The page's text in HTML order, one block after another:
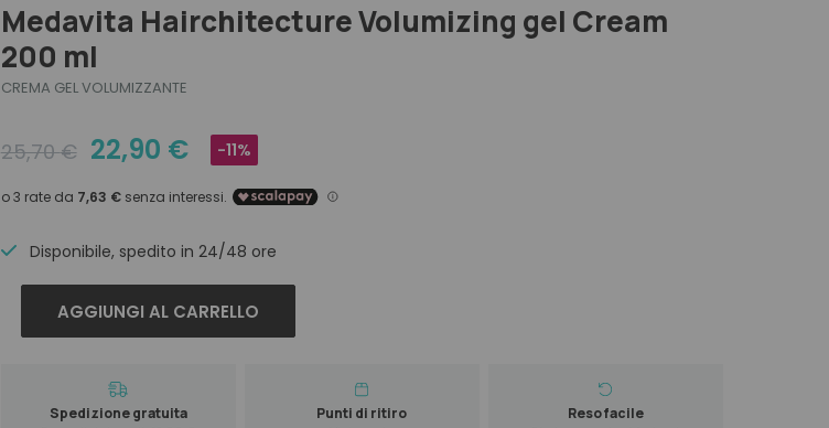
Medavita Hairchitecture Volumizing gel Cream
200 ml
CREMA GEL VOLUMIZZANTE
25,70€
Original
price
25,70 €.
22,90 €
Current
price
22,90 €.
-11%
Disponibile, spedito in 24/48 ore
Hairchitecture
Cream
AGGIUNGI AL CARRELLO
Spedizione gratuita Punti di ritiro Reso facile